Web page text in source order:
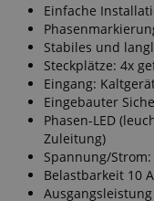
Einfache
Stabiles und
Steckplätze: 4x
Eingang:
Eingebauter
Phasen-LED
Zuleitung)
Spannung/Strom:
Belastbarkeit 10 A
Ausgangsleistung